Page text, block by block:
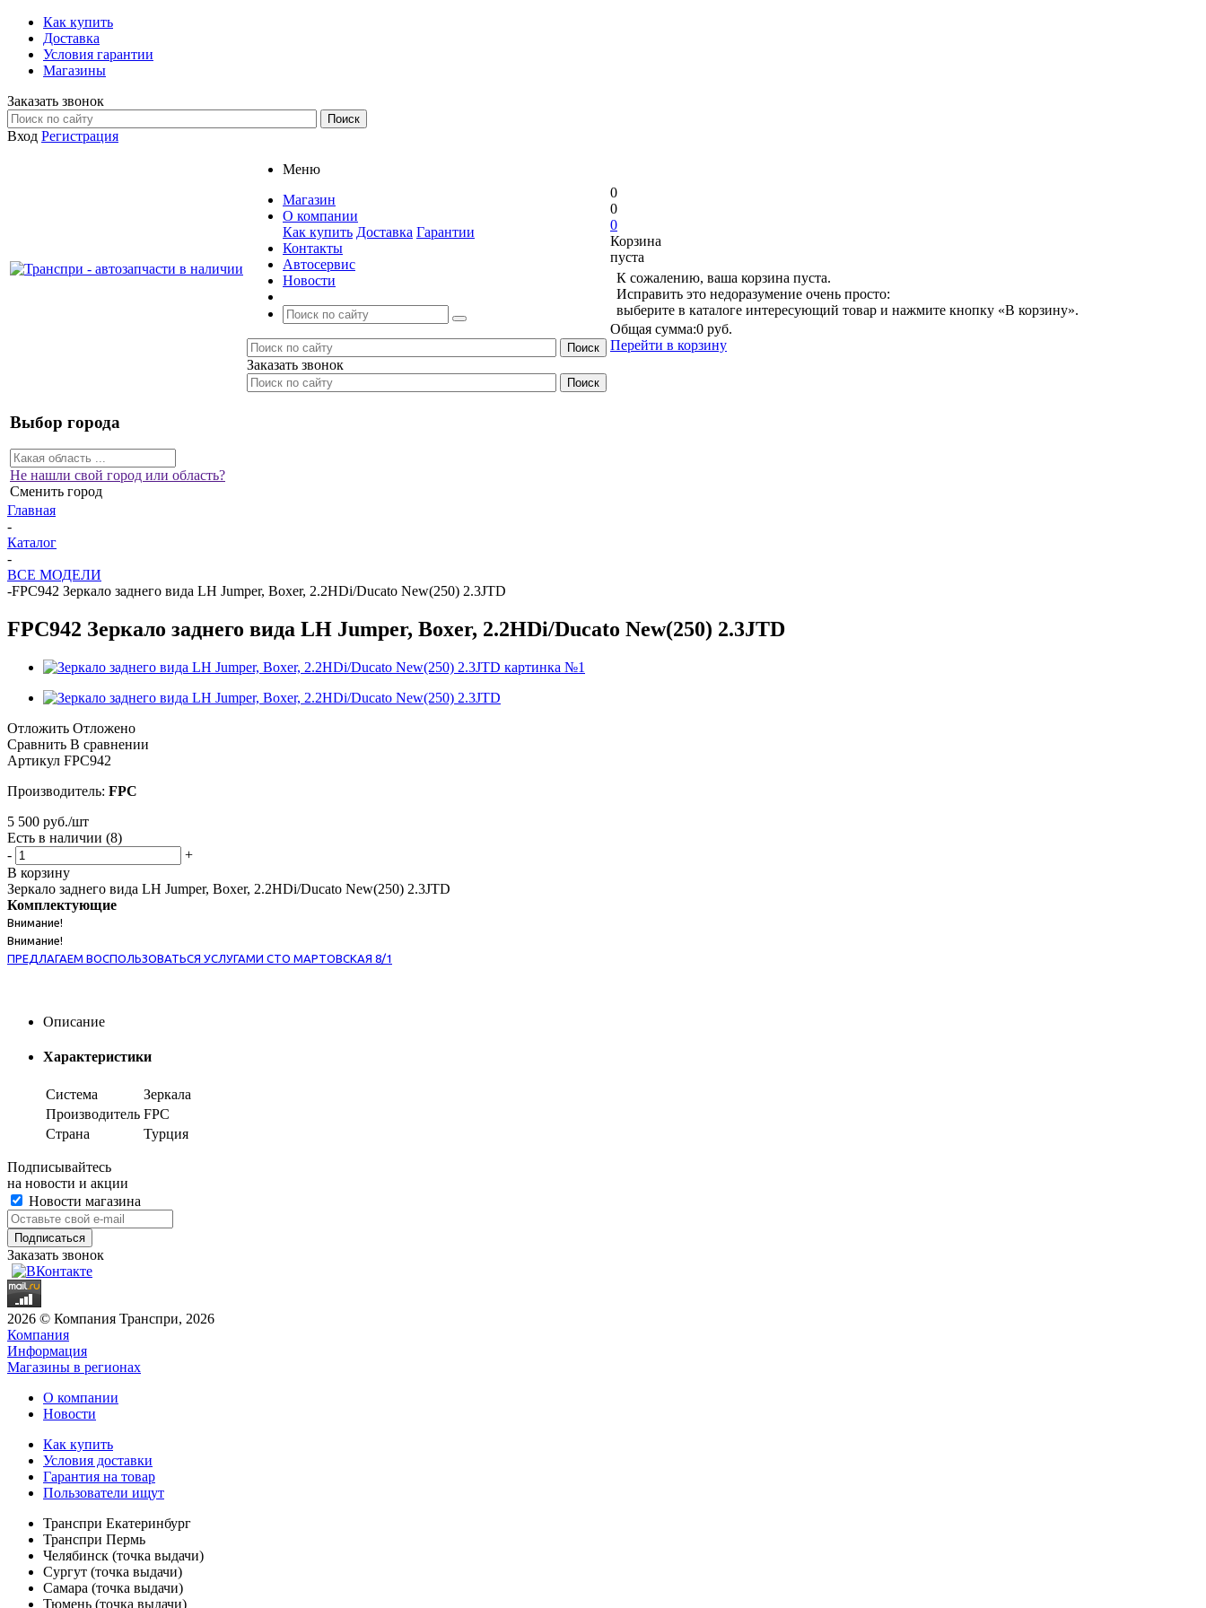
Как купить
Доставка
Условия гарантии
Магазины
Заказать звонок
Вход Регистрация
Меню
Магазин
О компании
Как купить Доставка Гарантии
Контакты
Автосервис
Новости
Заказать звонок
0
0
0
Корзина
пуста
К сожалению, ваша корзина пуста.
Исправить это недоразумение очень просто:
выберите в каталоге интересующий товар и нажмите кнопку «В корзину».
Общая сумма:0 руб.
Перейти в корзину
Выбор города
Не нашли свой город или область?
Сменить город
Главная
-
Каталог
-
ВСЕ МОДЕЛИ
-FPC942 Зеркало заднего вида LH Jumper, Boxer, 2.2HDi/Ducato New(250) 2.3JTD
FPC942 Зеркало заднего вида LH Jumper, Boxer, 2.2HDi/Ducato New(250) 2.3JTD
Отложить Отложено
Сравнить В сравнении
Артикул FPC942
Производитель: FPC
5 500 руб./шт
Есть в наличии (8)
-
+
В корзину
Зеркало заднего вида LH Jumper, Boxer, 2.2HDi/Ducato New(250) 2.3JTD
Комплектующие
Внимание!
Внимание!
ПРЕДЛАГАЕМ ВОСПОЛЬЗОВАТЬСЯ УСЛУГАМИ СТО МАРТОВСКАЯ 8/1
Описание
Характеристики
Система
Зеркала
Производитель FPC
Страна
Турция
Подписывайтесь
на новости и акции
Новости магазина
Заказать звонок
2026 © Компания Транспри, 2026
Компания
Информация
Магазины в регионах
О компании
Новости
Как купить
Условия доставки
Гарантия на товар
Пользователи ищут
Транспри Екатеринбург
Транспри Пермь
Челябинск (точка выдачи)
Сургут (точка выдачи)
Самара (точка выдачи)
Тюмень (точка выдачи)